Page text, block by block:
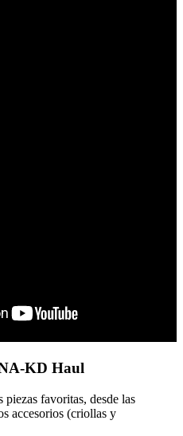
KD Haul
piezas favoritas, desde las
accesorios (criollas y